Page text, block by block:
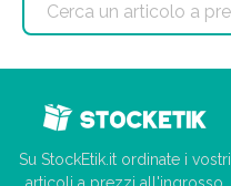
Su StockEtik.it ordinate i vostri